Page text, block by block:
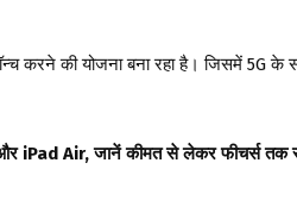
करने की योजना बना रहा है। जिसमें 5G के
iPad Air, जानें कीमत से लेकर फीचर्स